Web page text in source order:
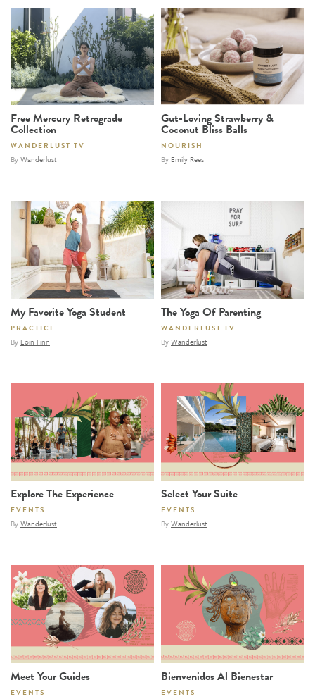
Free Mercury Retrograde
Collection
WANDERLUST TV
ByWanderlust
Gut-Loving Strawberry &
Coconut Bliss Balls
NOURISH
By Emily Rees
My Favorite Yoga Student
PRACTICE
By Eoin Finn
The Yoga Of Parenting
WANDERLUST TV
ByWanderlust
Explore The Experience
EVENTS
ByWanderlust
Select Your Suite
EVENTS
ByWanderlust
Meet Your Guides
EVENTS
Bienvenidos Al Bienestar
EVENTS